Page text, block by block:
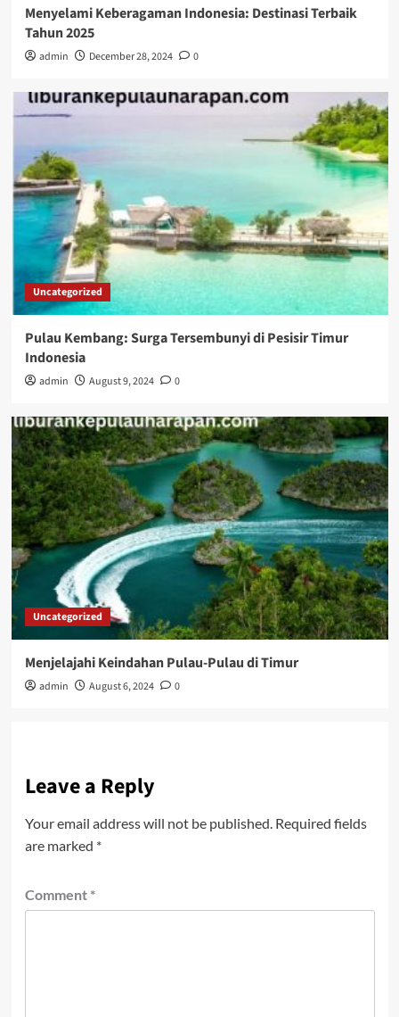
Menyelami Keberagaman Indonesia: Destinasi Terbaik
Tahun 2025
admin December 28, 2024 0
Uncategorized
Pulau Kembang: Surga Tersembunyi di Pesisir Timur
Indonesia
admin August 9, 2024 0
Uncategorized
Menjelajahi Keindahan Pulau-Pulau di Timur
admin August 6, 2024 0
Leave a Reply
Your email address will not be published. Required fields
are marked *
Comment *